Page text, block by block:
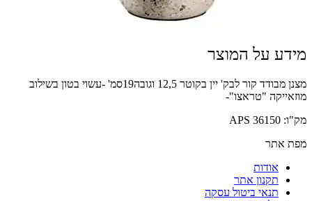
מידע על המוצר
מצנן מבודד קור לבק' יין בקוטר 12,5 וגובה19סמ' -עשוי בטון בשילוב
מוזאייקה "טראצו"-
מק"ו: 36150 APS
מפת אתר
אודות
תקנון אתר
תנאי ביטול עסקה